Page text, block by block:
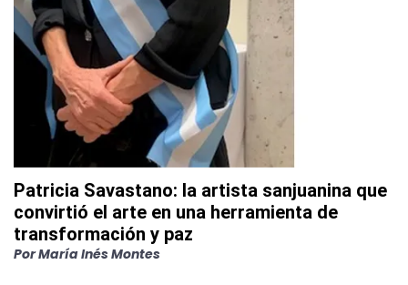
Patricia Savastano: la artista sanjuanina que
convirtió el arte en una herramienta de
transformación y paz
PorMaría Inés Montes